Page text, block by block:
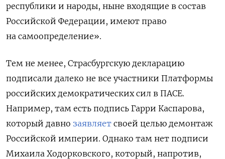
республики и народы, ныне входящие в состав
Российской Федерации, имеют право
на самоопределение».
Тем не менее, Страсбургскую декларацию
подписали далеко не все участники Платформы
российских демократических сил в ПАСЕ.
Например, там есть подпись Гарри Каспарова,
который давно заявляет своей целью демонтаж
Российской империи. Однако там нет подписи
Михаила Ходорковского, который, напротив,